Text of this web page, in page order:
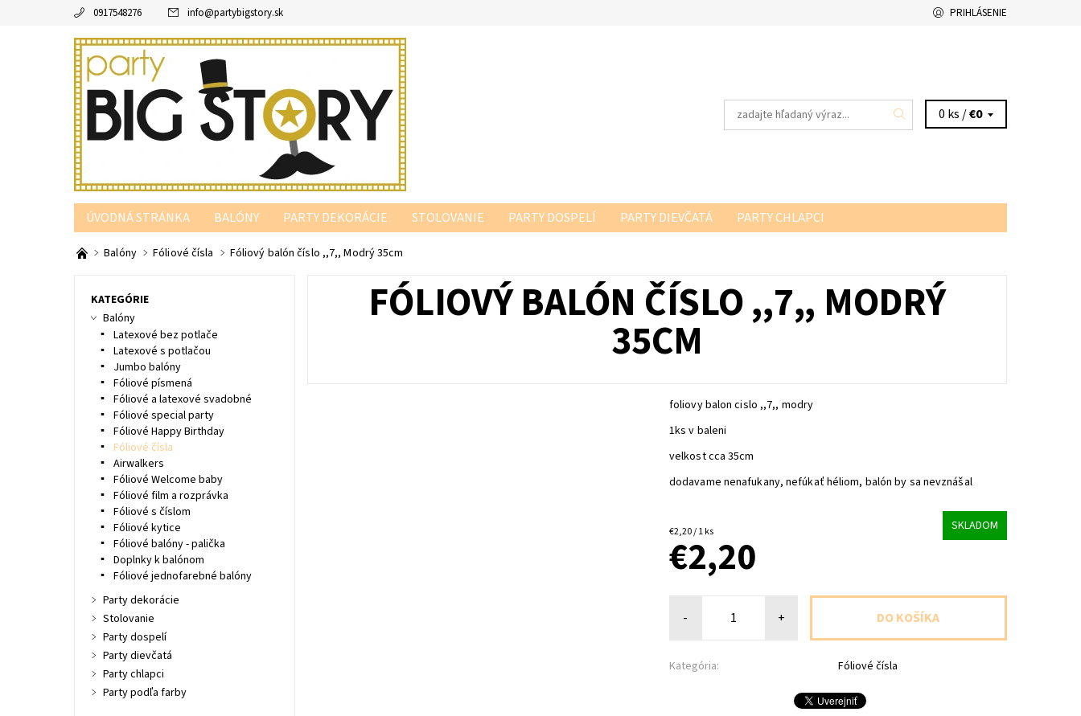
0917548276 info@partybigstory.sk PRIHLÁSENIE
0 ks /€0
ÚVODNÁ STRÁNKA BALÓNY PARTY DEKORÁCIE STOLOVANIE PARTY DOSPELÍ PARTY DIEVČATÁ
PARTY CHLAPCI
PARTY PODĽA FARBY
Balóny Fóliové čísla Fóliový balón číslo ,,7,, Modrý 35cm
FÓLIOVÝ BALÓN ČÍSLO ,,7,, MODRÝ
35CM
foliovy balon cislo ,,7,, modry
1ks v baleni
velkost cca 35cm
dodavame nenafukany, nefúkať héliom, balón by sa nevznášal
€2,20 / 1 ks SKLADOM
€2,20
- +
Kategória: Fóliové čísla
KATEGÓRIE
Balóny
Latexové bez potlače
Latexové s potlačou
Jumbo balóny
Fóliové písmená
Fóliové a latexové svadobné
Fóliové special party
Fóliové Happy Birthday
Fóliové čísla
Airwalkers
Fóliové Welcome baby
Fóliové film a rozprávka
Fóliové s číslom
Fóliové kytice
Fóliové balóny - palička
Doplnky k balónom
Fóliové jednofarebné balóny
Party dekorácie
Stolovanie
Party dospelí
Party dievčatá
Party chlapci
Party podľa farby